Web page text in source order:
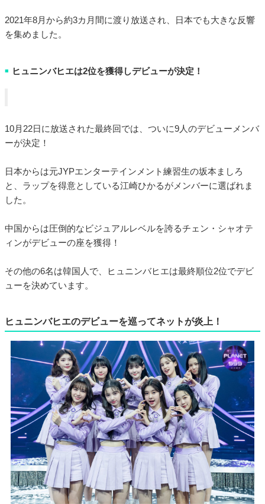
2021年8月から約3カ月間に渡り放送され、日本でも大きな反響
を集めました。
■ ヒュニンバヒエは2位を獲得しデビューが決定！
10月22日に放送された最終回では、ついに9人のデビューメンバ
ーが決定！
日本からは元JYPエンターテインメント練習生の坂本ましろ
と、ラップを得意としている江崎ひかるがメンバーに選ばれま
した。
中国からは圧倒的なビジュアルレベルを誇るチェン・シャオテ
ィンがデビューの座を獲得！
その他の6名は韓国人で、ヒュニンバヒエは最終順位2位でデビ
ューを決めています。
ヒュニンバヒエのデビューを巡ってネットが炎上！